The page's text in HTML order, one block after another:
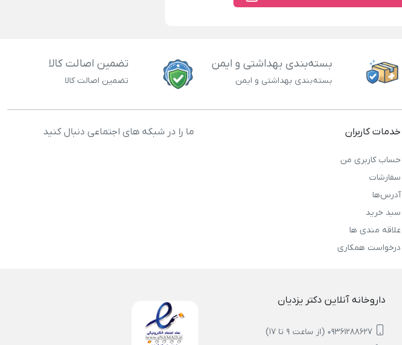
بسته‌بندی بهداشتی و ایمن
بسته‌بندی بهداشتی و ایمن
تضمین اصالت کالا
تضمین اصالت کالا
خدمات کاربران
حساب کاربری من
سفارشات
آدرس‌ها
سبد خرید
علاقه مندی ها
درخواست همکاری
ما را در شبکه های اجتماعی دنبال کنید
داروخانه آنلاین دکتر یزدیان
09361288627 (از ساعت 9 تا 17)